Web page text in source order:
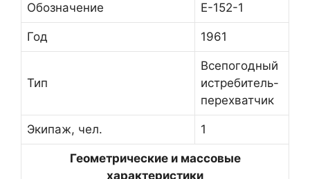
Обозначение Е-152-1
Год 1961
Тип
Всепогодный
истребитель-
перехватчик
Экипаж, чел. 1
Геометрические и массовые
характеристики